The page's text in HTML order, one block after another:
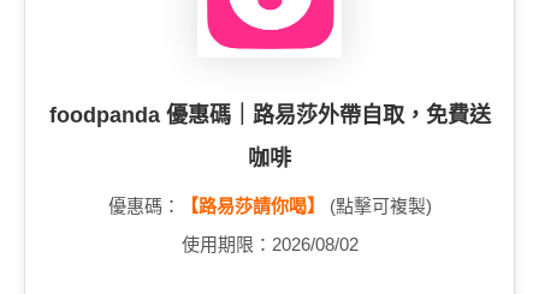
foodpanda 優惠碼｜路易莎外帶自取，免費送
咖啡
優惠碼： 【路易莎請你喝】
(點擊可複製)
使用期限：2026/08/02